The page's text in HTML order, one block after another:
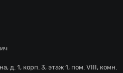
д. 1, корп. 3, этаж 1, пом. VIII, комн.